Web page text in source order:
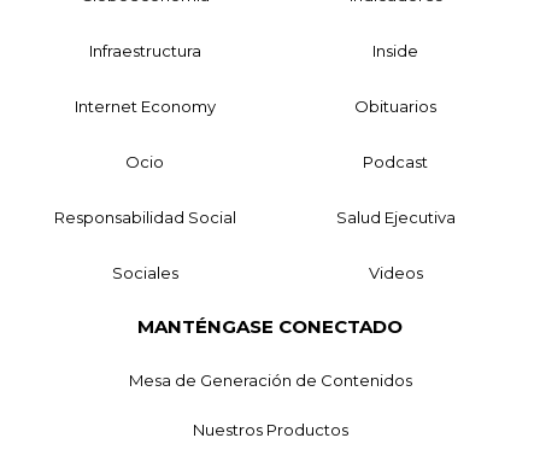
Infraestructura Inside
Internet Economy Obituarios
Ocio Podcast
Responsabilidad Social Salud Ejecutiva
Sociales Videos
MANTÉNGASE CONECTADO
Mesa de Generación de Contenidos
Nuestros Productos